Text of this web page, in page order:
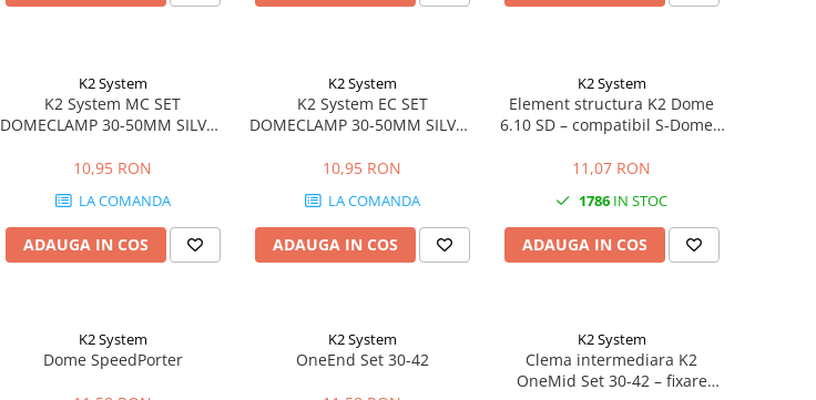
K2 System
K2 System MC SET
DOMECLAMP 30-50MM SILVER
10,95 RON
LA COMANDA
ADAUGA IN COS
K2 System
K2 System EC SET
DOMECLAMP 30-50MM SILVER
10,95 RON
LA COMANDA
ADAUGA IN COS
K2 System
Element structura K2 Dome
6.10 SD – compatibil S-Dome /
11,07 RON
1786 IN STOC
ADAUGA IN COS
K2 System
Dome SpeedPorter
K2 System
OneEnd Set 30-42
K2 System
Clema intermediara K2
OneMid Set 30-42 – fixare